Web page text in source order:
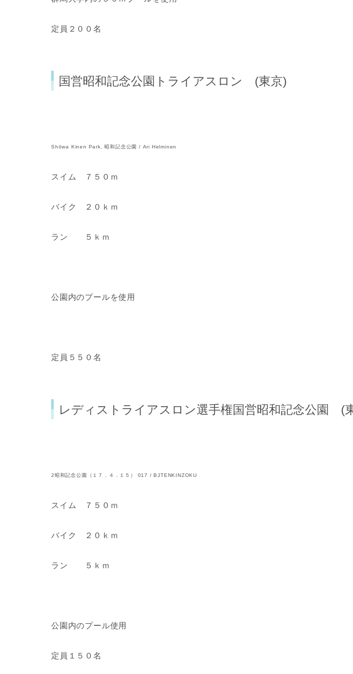
定員２００名
国営昭和記念公園トライアスロン (東京)
Shōwa Kinen Park, 昭和記念公園 / Ari Helminen
スイム ７５０ｍ
バイク ２０ｋｍ
ラン ５ｋｍ
公園内のプールを使用
定員５５０名
レディストライアスロン選手権国営昭和記念公園 (
2昭和記念公園（１７．４．１５） 017 / BJTENKINZOKU
スイム ７５０ｍ
バイク ２０ｋｍ
ラン ５ｋｍ
公園内のプール使用
定員１５０名